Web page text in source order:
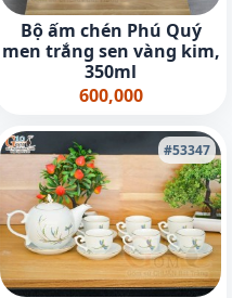
Bộ ấm chén Phú Quý
men trắng sen vàng kim,
350ml
600,000
#53347